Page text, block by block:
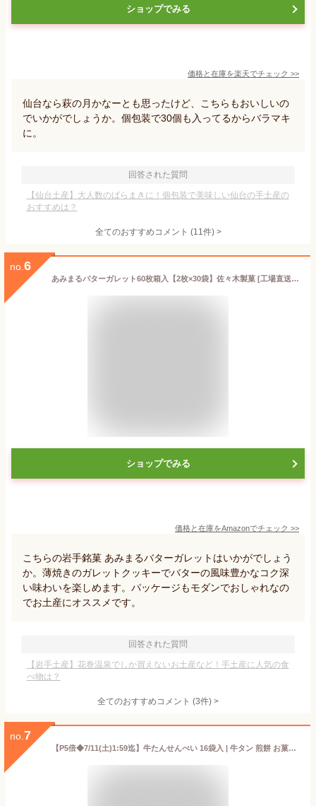
ショップでみる
価格と在庫を楽天でチェック >>
仙台なら萩の月かなーとも思ったけど、こちらもおいしいの
でいかがでしょうか。個包装で30個も入ってるからバラマキ
に。
回答された質問
【仙台土産】大人数のばらまきに！個包装で美味しい仙台の手土産の
おすすめは？
全てのおすすめコメント (11件) >
no. 6
あみまるバターガレット60枚箱入【2枚×30袋】佐々木製菓 [工場直送]岩手銘菓
ショップでみる
価格と在庫をAmazonでチェック >>
こちらの岩手銘菓 あみまるバターガレットはいかがでしょう
か。薄焼きのガレットクッキーでバターの風味豊かなコク深
い味わいを楽しめます。パッケージもモダンでおしゃれなの
でお土産にオススメです。
回答された質問
【岩手土産】花巻温泉でしか買えないお土産など！手土産に人気の食
べ物は？
全てのおすすめコメント (3件) >
no. 7
【P5倍◆7/11(土)1:59迄】牛たんせんべい 16袋入 | 牛タン 煎餅 お菓子 おやつ おつまみ 肉ギフト お肉 牛肉 誕生日プレゼント 贈り物 贈答用 お取り寄せグルメ お土産 食品 食べ物 内祝い お中元 御中元 夏ギフト 暑中見舞い 残暑見舞い 仙台 宮城 F-2